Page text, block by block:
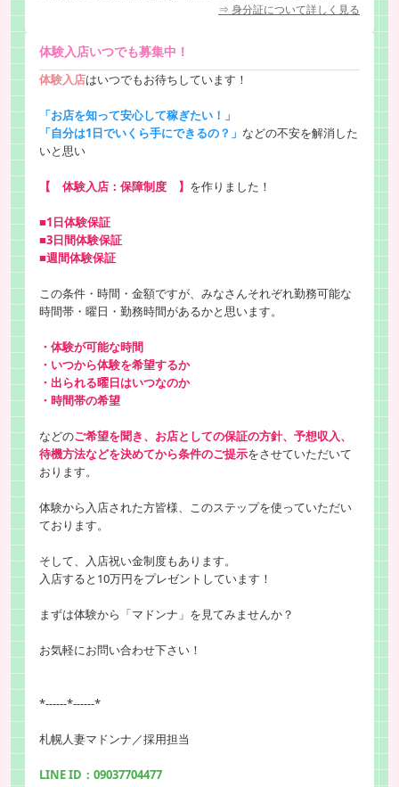
⇒ 身分証について詳しく見る
体験入店いつでも募集中！
体験入店はいつでもお待ちしています！
「お店を知って安心して稼ぎたい！」
「自分は1日でいくら手にできるの？」 などの不安を解消した
いと思い
【 体験入店：保障制度 】 を作りました！
■1日体験保証
■3日間体験保証
■週間体験保証
この条件・時間・金額ですが、みなさんそれぞれ勤務可能な
時間帯・曜日・勤務時間があるかと思います。
・体験が可能な時間
・いつから体験を希望するか
・出られる曜日はいつなのか
・時間帯の希望
などのご希望を聞き、お店としての保証の方針、予想収入、
待機方法などを決めてから条件のご提示をさせていただいて
おります。
体験から入店された方皆様、このステップを使っていただい
ております。
そして、入店祝い金制度もあります。
入店すると10万円をプレゼントしています！
まずは体験から「マドンナ」を見てみませんか？
お気軽にお問い合わせ下さい！
*------*------*
札幌人妻マドンナ／採用担当
LINE ID：09037704477